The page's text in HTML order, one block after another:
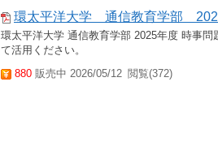
環太平洋大学 通信教育学部
環太平洋大学 通信教育学部 2025年度 時事
て活用ください。
880 販売中 2026/05/12 閲覧(372)